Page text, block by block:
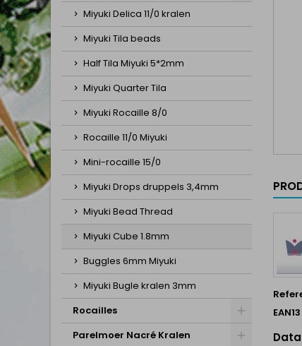
Miyuki Delica 11/0 kralen
Miyuki Tila beads
Half Tila Miyuki 5*2mm
Miyuki Quarter Tila
Miyuki Rocaille 8/0
Rocaille 11/0 Miyuki
Mini-rocaille 15/0
Miyuki Drops druppels 3,4mm
Miyuki Bead Thread
Miyuki Cube 1.8mm
Buggles 6mm Miyuki
Miyuki Bugle kralen 3mm
Rocailles
Parelmoer Nacré Kralen
EAN13